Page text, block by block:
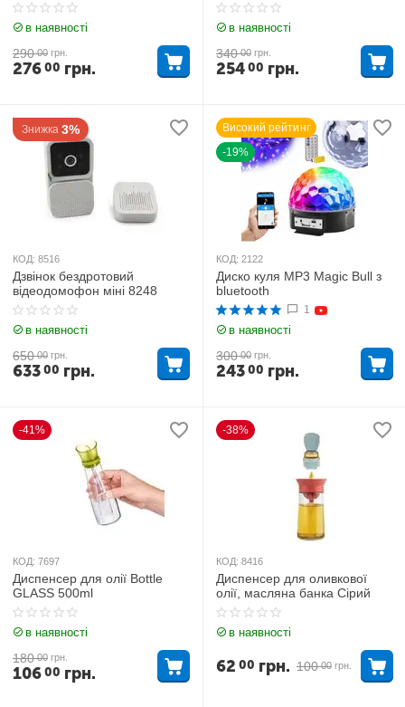
в наявності
290 00 грн.
27600 грн.
в наявності
340 00 грн.
25400 грн.
Знижка 3%
КОД: 8516
Дзвінок бездротовий
відеодомофон міні 8248
в наявності
650 00 грн.
63300 грн.
Високий рейтинг
-19%
КОД: 2122
Диско куля MP3 Magic Bull з
bluetooth
1
в наявності
300 00 грн.
24300 грн.
-41%
КОД: 7697
Диспенсер для олії Bottle
GLASS 500ml
в наявності
180 00 грн.
10600 грн.
-38%
КОД: 8416
Диспенсер для оливкової
олії, масляна банка Сірий
в наявності
100 00 грн.
62 00 грн.